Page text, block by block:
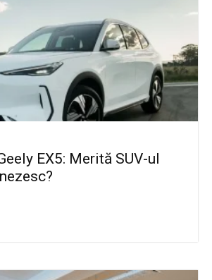
EX5: Merită SUV-ul